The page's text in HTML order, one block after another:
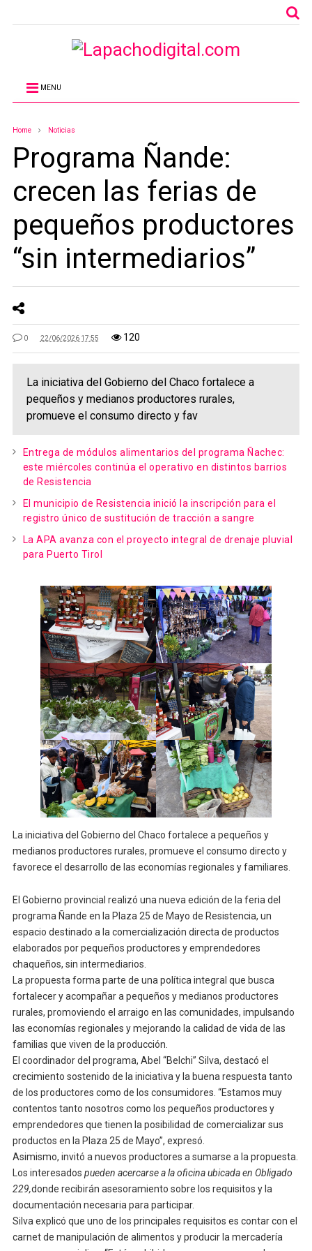
MENU
Home Noticias
Programa Ñande:
crecen las ferias de
pequeños productores
“sin intermediarios”
0 22/06/2026 17:55 120
La iniciativa del Gobierno del Chaco fortalece a
pequeños y medianos productores rurales,
promueve el consumo directo y fav
Entrega de módulos alimentarios del programa Ñachec:
este miércoles continúa el operativo en distintos barrios
de Resistencia
El municipio de Resistencia inició la inscripción para el
registro único de sustitución de tracción a sangre
La APA avanza con el proyecto integral de drenaje pluvial
para Puerto Tirol
La iniciativa del Gobierno del Chaco fortalece a pequeños y
medianos productores rurales, promueve el consumo directo y
favorece el desarrollo de las economías regionales y familiares.
El Gobierno provincial realizó una nueva edición de la feria del
programa Ñande en la Plaza 25 de Mayo de Resistencia, un
espacio destinado a la comercialización directa de productos
elaborados por pequeños productores y emprendedores
chaqueños, sin intermediarios.
La propuesta forma parte de una política integral que busca
fortalecer y acompañar a pequeños y medianos productores
rurales, promoviendo el arraigo en las comunidades, impulsando
las economías regionales y mejorando la calidad de vida de las
familias que viven de la producción.
El coordinador del programa, Abel “Belchi” Silva, destacó el
crecimiento sostenido de la iniciativa y la buena respuesta tanto
de los productores como de los consumidores. “Estamos muy
contentos tanto nosotros como los pequeños productores y
emprendedores que tienen la posibilidad de comercializar sus
productos en la Plaza 25 de Mayo”, expresó.
Asimismo, invitó a nuevos productores a sumarse a la propuesta.
Los interesados pueden acercarse a la oficina ubicada en Obligado
229,donde recibirán asesoramiento sobre los requisitos y la
documentación necesaria para participar.
Silva explicó que uno de los principales requisitos es contar con el
carnet de manipulación de alimentos y producir la mercadería